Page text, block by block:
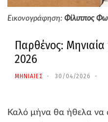
Εικονογράφηση: Φίλιππος
Παρθένος:
2026
ΜΗΝΙΑΙΕΣ 30/04/2026
Καλό μήνα θα ήθελα να